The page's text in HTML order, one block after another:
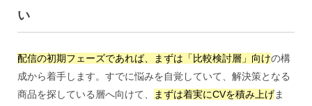
い
配信の初期フェーズであれば、まずは「比較検討層」向けの構
成から着手します。すでに悩みを自覚していて、解決策となる
商品を探している層へ向けて、
まずは着実にCVを積み上げま